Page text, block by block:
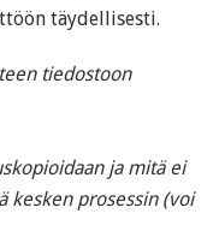
täydellisesti.
tiedostoon
ja mitä ei
kesken prosessin (voi